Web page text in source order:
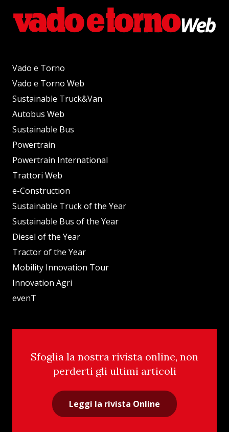
Vado e Torno
Vado e Torno Web
Sustainable Truck&Van
Autobus Web
Sustainable Bus
Powertrain
Powertrain International
Trattori Web
e-Construction
Sustainable Truck of the Year
Sustainable Bus of the Year
Diesel of the Year
Tractor of the Year
Mobility Innovation Tour
Innovation Agri
evenT
Sfoglia la nostra rivista online, non
perderti gli ultimi articoli
Leggi la rivista Online